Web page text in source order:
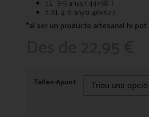
t.L 3-5 anys ( 44×58 )
t. XL 4-6 anys( 46×62 )
*al ser un producte artesanal hi pot
Talles-Apunt